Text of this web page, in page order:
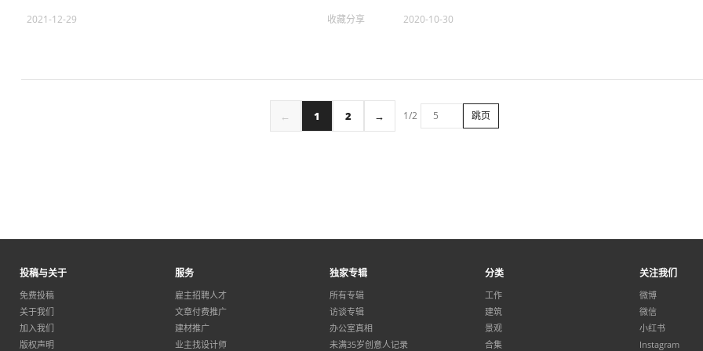
2021-12-29 收藏分享 2020-10-30
← 1 2 → 1/2 跳页
投稿与关于
免费投稿
关于我们
加入我们
版权声明
服务
雇主招聘人才
文章付费推广
建材推广
业主找设计师
独家专辑
所有专辑
访谈专辑
办公室真相
未满35岁创意人记录
分类
工作
建筑
景观
合集
关注我们
微博
微信
小红书
Instagram